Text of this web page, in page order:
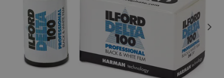
Video
Tassen
Statieven
Next